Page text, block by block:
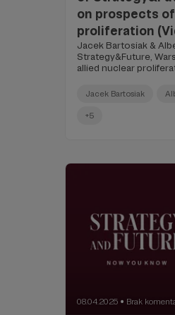
on prospects
proliferation
Jacek Bartosiak &
Strategy&Future,
allied nuclear
Jacek Bartosiak
+5
08.04.2025 ● Brak